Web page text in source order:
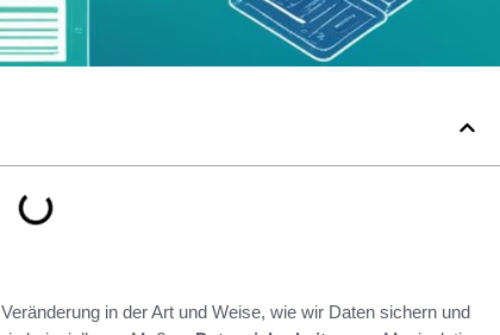
in der Art und Weise, wie wir Daten sichern und